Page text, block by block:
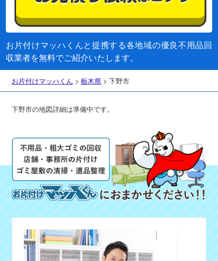
お片付けマッハくんと提携する各地域の優良不用品回
収業者を無料でご紹介いたします。
お片付けマッハくん > 栃木県 > 下野市
下野市の地図詳細は準備中です。